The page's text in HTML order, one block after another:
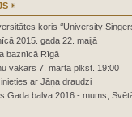
koris ‘’University
2015. gada 22. maijā
baznīcā Rīgā
vakars 7. martā plkst. 19:00
ar Jāņa draudzi
Gada balva 2016 - mums,